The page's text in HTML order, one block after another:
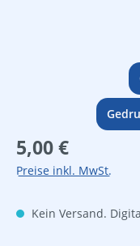
Regulärer Preis:
5,00 €
Preise inkl. MwSt.
Kein Versand.